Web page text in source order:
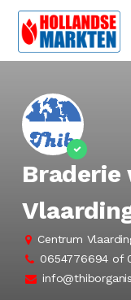
Centrum
0654776694 of